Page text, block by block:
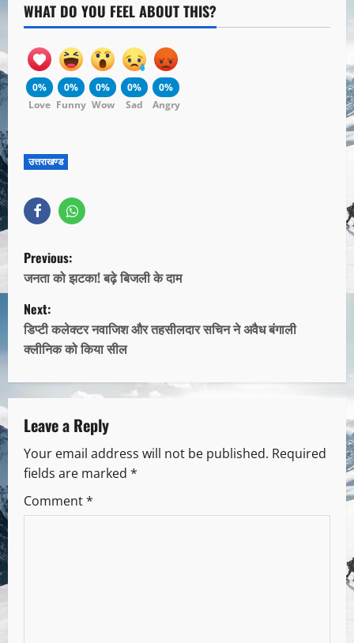
WHAT DO YOU FEEL ABOUT THIS?
0%
Love
0%
Funny
0%
Wow
0%
Sad
0%
Angry
उत्तराखण्ड
Previous:
जनता को झटका! बढ़े बिजली के दाम
Next:
डिप्टी कलेक्टर नवाजिश और तहसीलदार सचिन ने अवैध बंगाली
क्लीनिक को किया सील
Leave a Reply
Your email address will not be published. Required
fields are marked *
Comment*